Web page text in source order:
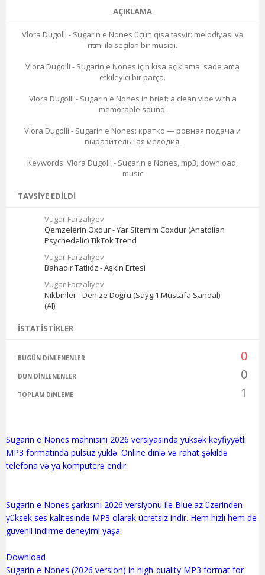
AÇIKLAMA
Vlora Dugolli - Sugarin e Nones üçün qısa təsvir: melodiyası və
ritmi ilə seçilən bir musiqi.
Vlora Dugolli - Sugarin e Nones için kısa açıklama: sade ama
etkileyici bir parça.
Vlora Dugolli - Sugarin e Nones in brief: a clean vibe with a
memorable sound.
Vlora Dugolli - Sugarin e Nones: кратко — ровная подача и
выразительная мелодия.
Keywords: Vlora Dugolli - Sugarin e Nones, mp3, download,
music
TAVSIYE EDILDI
Vugar Farzaliyev
Qemzelerin Oxdur - Yar Sitemim Coxdur (Anatolian
Psychedelic) TikTok Trend
Vugar Farzaliyev
Bahadır Tatlıöz - Aşkın Ertesi
Vugar Farzaliyev
Nikbinler - Denize Doğru (Saygı1 Mustafa Sandal)
(AI)
İSTATISTIKLER
BUGÜN DINLENENLER 0
DÜN DINLENENLER 0
TOPLAM DINLEME 1
Sugarin e Nones mahnısını 2026 versiyasında yüksək keyfiyyətli
MP3 formatında pulsuz yüklə. Online dinlə və rahat şəkildə
telefona və ya kompüterə endir.
Sugarin e Nones şarkısını 2026 versiyonu ile Blue.az üzerinden
yüksek ses kalitesinde MP3 olarak ücretsiz indir. Hem hızlı hem de
güvenli indirme deneyimi yaşa.
Download
Sugarin e Nones (2026 version) in high-quality MP3 format for